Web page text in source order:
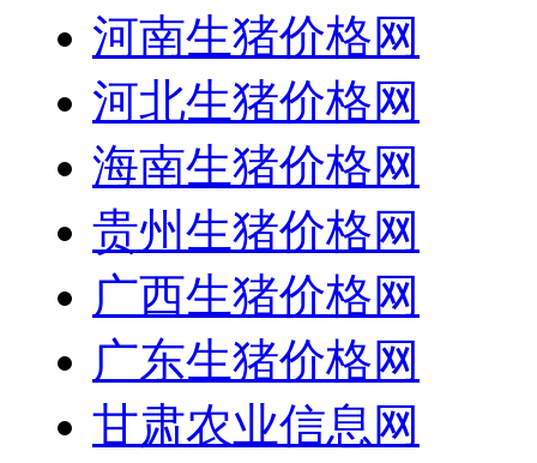
河南生猪价格网
河北生猪价格网
海南生猪价格网
贵州生猪价格网
广西生猪价格网
广东生猪价格网
甘肃农业信息网